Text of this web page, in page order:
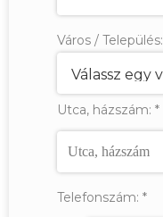
Város / Település:
Utca, házszám: *
Telefonszám: *